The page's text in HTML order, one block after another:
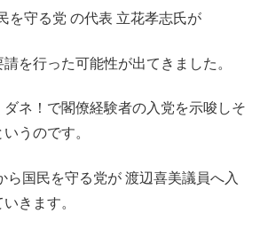
を守る党 の代表 立花孝志氏が
を行った可能性が出てきました。
ネ！で閣僚経験者の入党を示唆しそ
うのです。
ら国民を守る党が 渡辺喜美議員へ入
きます。